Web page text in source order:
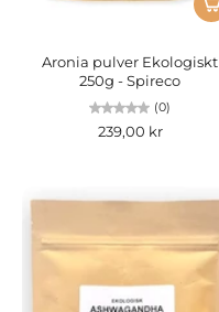
Aronia pulver Ekologiskt
250g - Spireco
(0)
239,00 kr